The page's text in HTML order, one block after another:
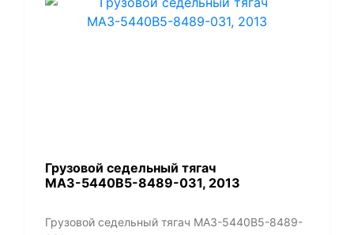
​Грузовой седельный тягач
МАЗ-5440В5-8489-031, 2013
​Грузовой седельный тягач МАЗ-5440В5-8489-